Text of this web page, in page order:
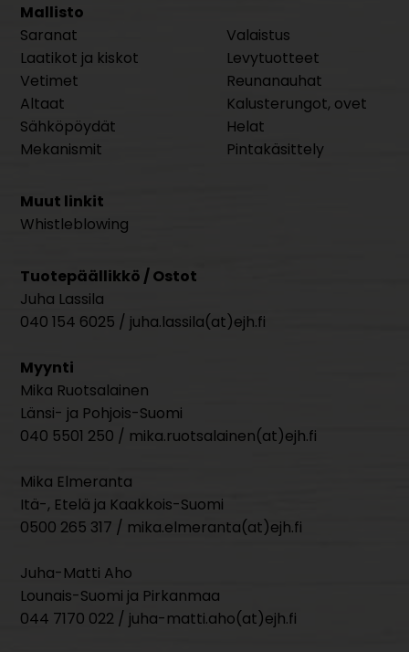
Mallisto
Saranat
Laatikot ja kiskot
Vetimet
Altaat
Sähköpöydät
Mekanismit
Valaistus
Levytuotteet
Reunanauhat
Kalusterungot, ovet
Helat
Pintakäsittely
Muut linkit
Whistleblowing
Tuotepäällikkö / Ostot
Juha Lassila
040 154 6025 / juha.lassila(at)ejh.fi
Myynti
Mika Ruotsalainen
Länsi- ja Pohjois-Suomi
040 5501 250 / mika.ruotsalainen(at)ejh.fi
Mika Elmeranta
Itä-, Etelä ja Kaakkois-Suomi
0500 265 317 / mika.elmeranta(at)ejh.fi
Juha-Matti Aho
Lounais-Suomi ja Pirkanmaa
044 7170 022 / juha-matti.aho(at)ejh.fi